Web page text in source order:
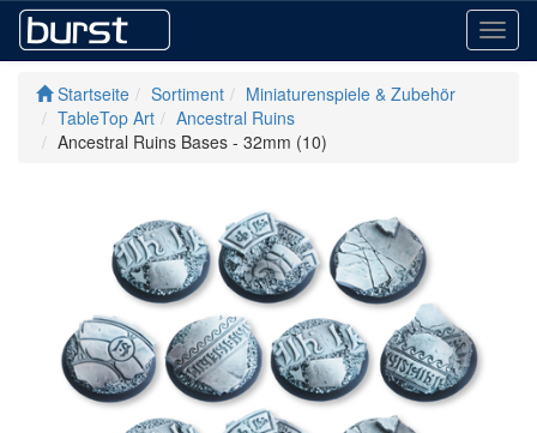
Startseite
Sortiment
Miniaturenspiele & Zubehör
TableTop Art
Ancestral Ruins
Ancestral Ruins Bases - 32mm (10)